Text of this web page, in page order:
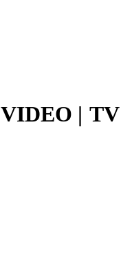
VIDEO | TV